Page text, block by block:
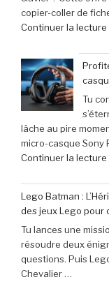
copier-coller de
Continuer la lecture
:
Tu
lâche au pire
micro-casque Sony
Continuer la lecture
Lego Batman :
des jeux Lego pour
Tu lances une
résoudre deux
questions. Puis
Chevalier …